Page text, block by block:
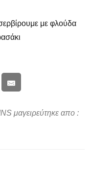
με φλούδα
μαγειρεύτηκε απο :